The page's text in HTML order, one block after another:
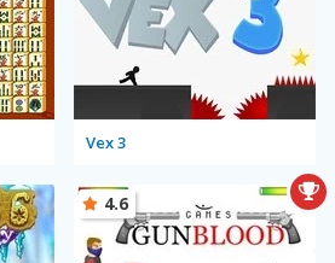
Vex 3
4.6